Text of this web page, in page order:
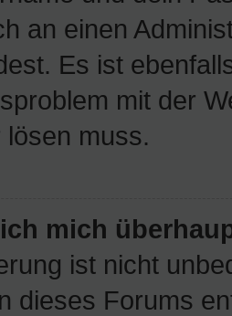
an einen
Es ist
mit der
muss.
mich
ist nicht
dieses Forums